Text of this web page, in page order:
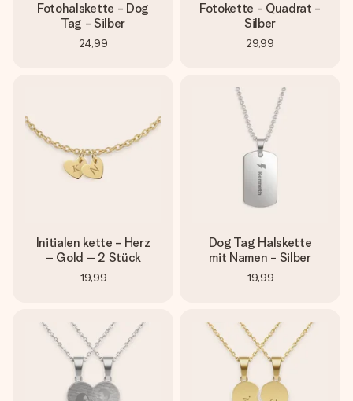
Fotohalskette - Dog
Tag - Silber
24,99
Fotokette - Quadrat -
Silber
29,99
Initialen kette - Herz
– Gold – 2 Stück
19,99
Dog Tag Halskette
mit Namen - Silber
19,99